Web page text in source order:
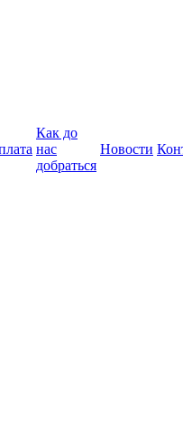
Как до
нас
добраться
Новости